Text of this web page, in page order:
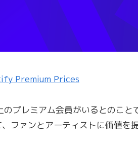
Premium Prices
プレミアム会員がいるとのこと
ファンとアーティストに価値を